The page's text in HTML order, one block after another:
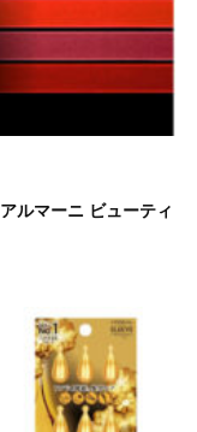
ルマーニ ビューティ